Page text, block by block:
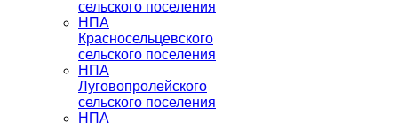
сельского поселения
НПА
Красносельцевского
сельского поселения
НПА
Луговопролейского
сельского поселения
НПА